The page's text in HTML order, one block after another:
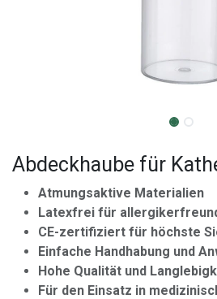
Abdeckhaube für
Atmungsaktive Materialien
Latexfrei für
CE-zertifiziert für höchste
Einfache Handhabung und
Hohe Qualität und
Für den Einsatz in